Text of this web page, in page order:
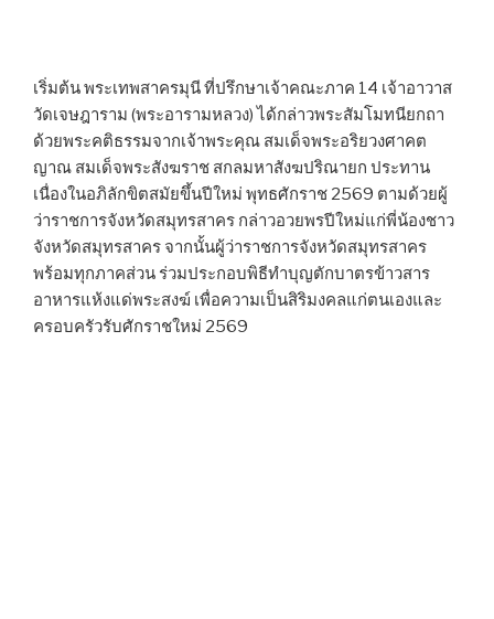
เริ่มต้น พระเทพสาครมุนี ที่ปรึกษาเจ้าคณะภาค 14 เจ้าอาวาส
วัดเจษฎาราม (พระอารามหลวง) ได้กล่าวพระสัมโมทนียกถา
ด้วยพระคติธรรมจากเจ้าพระคุณ สมเด็จพระอริยวงศาคต
ญาณ สมเด็จพระสังฆราช สกลมหาสังฆปริณายก ประทาน
เนื่องในอภิลักขิตสมัยขึ้นปีใหม่ พุทธศักราช 2569 ตามด้วยผู้
ว่าราชการจังหวัดสมุทรสาคร กล่าวอวยพรปีใหม่แก่พี่น้องชาว
จังหวัดสมุทรสาคร จากนั้นผู้ว่าราชการจังหวัดสมุทรสาคร
พร้อมทุกภาคส่วน ร่วมประกอบพิธีทำบุญตักบาตรข้าวสาร
อาหารแห้งแด่พระสงฆ์ เพื่อความเป็นสิริมงคลแก่ตนเองและ
ครอบครัวรับศักราชใหม่ 2569